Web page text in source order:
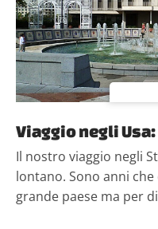
Viaggio negli
Il nostro viaggio negli
lontano. Sono anni
grande paese ma per